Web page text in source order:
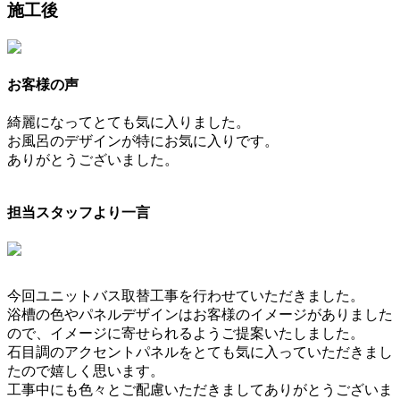
施工後
お客様の声
綺麗になってとても気に入りました。
お風呂のデザインが特にお気に入りです。
ありがとうございました。
担当スタッフより一言
今回ユニットバス取替工事を行わせていただきました。
浴槽の色やパネルデザインはお客様のイメージがありました
ので、イメージに寄せられるようご提案いたしました。
石目調のアクセントパネルをとても気に入っていただきまし
たので嬉しく思います。
工事中にも色々とご配慮いただきましてありがとうございま